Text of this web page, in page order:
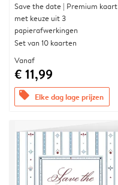
Save the date | Premium kaart
met keuze uit 3
papierafwerkingen
Set van 10 kaarten
Vanaf
€ 11,99
offers Elke dag lage prijzen